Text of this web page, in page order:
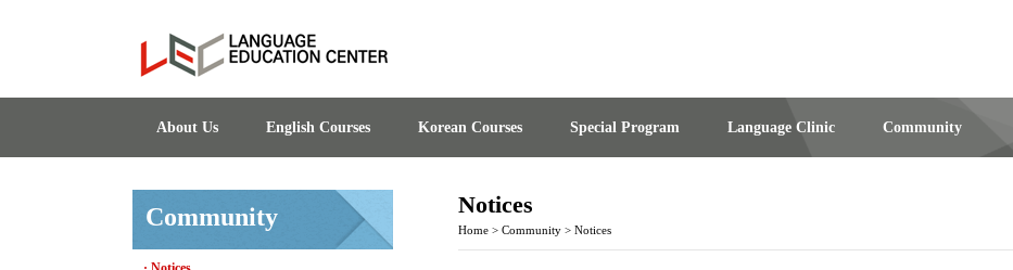
About Us English Courses Korean Courses Special Program Language Clinic Community
Community Notices
Home > Community > Notices